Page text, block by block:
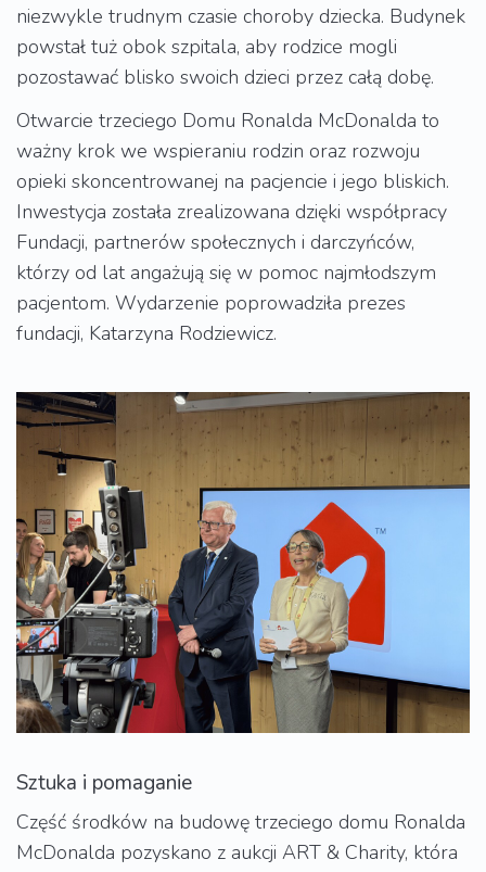
niezwykle trudnym czasie choroby dziecka. Budynek
powstał tuż obok szpitala, aby rodzice mogli
pozostawać blisko swoich dzieci przez całą dobę.
Otwarcie trzeciego Domu Ronalda McDonalda to
ważny krok we wspieraniu rodzin oraz rozwoju
opieki skoncentrowanej na pacjencie i jego bliskich.
Inwestycja została zrealizowana dzięki współpracy
Fundacji, partnerów społecznych i darczyńców,
którzy od lat angażują się w pomoc najmłodszym
pacjentom. Wydarzenie poprowadziła prezes
fundacji, Katarzyna Rodziewicz.
Sztuka i pomaganie
Część środków na budowę trzeciego domu Ronalda
McDonalda pozyskano z aukcji ART & Charity, która